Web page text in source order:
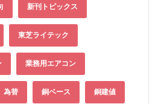
新刊トピックス
東芝ライテック
業務用エアコン
為替 銅ベース 銅建値